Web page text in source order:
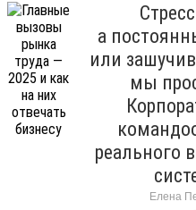
а
или
мы
реального
Елена